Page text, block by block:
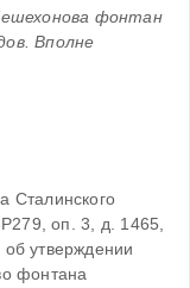
фонтан
Вполне
Сталинского
оп. 3, д. 1465,
утверждении